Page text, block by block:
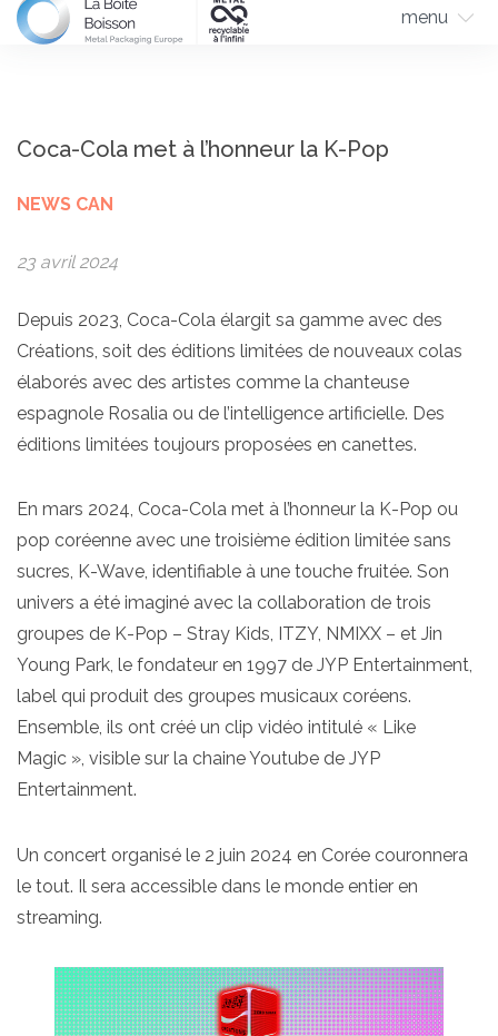
menu
Coca-Cola met à l’honneur la K-Pop
NEWS CAN
23 avril 2024
Depuis 2023, Coca-Cola élargit sa gamme avec des
Créations, soit des éditions limitées de nouveaux colas
élaborés avec des artistes comme la chanteuse
espagnole Rosalia ou de l’intelligence artificielle. Des
éditions limitées toujours proposées en canettes.
En mars 2024, Coca-Cola met à l’honneur la K-Pop ou
pop coréenne avec une troisième édition limitée sans
sucres, K-Wave, identifiable à une touche fruitée. Son
univers a été imaginé avec la collaboration de trois
groupes de K-Pop – Stray Kids, ITZY, NMIXX – et Jin
Young Park, le fondateur en 1997 de JYP Entertainment,
label qui produit des groupes musicaux coréens.
Ensemble, ils ont créé un clip vidéo intitulé « Like
Magic », visible sur la chaine Youtube de JYP
Entertainment.
Un concert organisé le 2 juin 2024 en Corée couronnera
le tout. Il sera accessible dans le monde entier en
streaming.